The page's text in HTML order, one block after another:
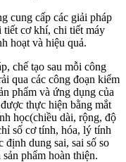
cung cấp các giải pháp
tiết cơ khí, chi tiết máy
hoạt và hiệu quả.
chế tạo sau mỗi công
qua các công đoạn kiểm
phẩm và ứng dụng của
thực hiện bằng mắt
học(chiều dài, rộng, độ
số cơ tính, hóa, lý tính
dung sai, sai số so
phẩm hoàn thiện.